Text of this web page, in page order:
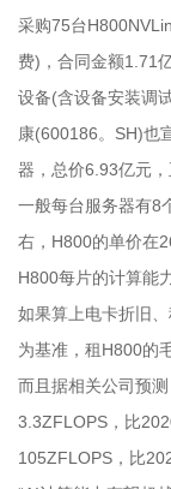
采购75台
费)，合同金额1.71
设备(含设备安装调
康(600186。SH)也
器，总价6.93亿元，
一般每台服务器有8
右，H800的单价在
H800每片的计算能
如果算上电卡折旧
为基准，租H800的
而且据相关公司预
3.3ZFLOPS，比
105ZFLOPS，比